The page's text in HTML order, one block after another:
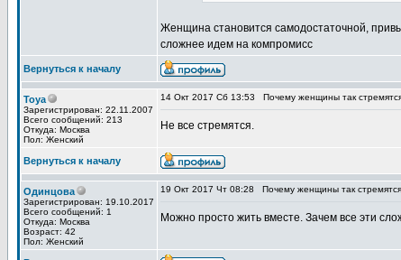
Женщина становится самодостаточной,
сложнее идем на компромисс
Вернуться к началу
Toya
Зарегистрирован: 22.11.2007
Всего сообщений: 213
Откуда: Москва
Пол: Женский
14 Окт 2017 Сб 13:53 Почему женщины так
Не все стремятся.
Вернуться к началу
Одинцова
Зарегистрирован: 19.10.2017
Всего сообщений: 1
Откуда: Москва
Возраст: 42
Пол: Женский
19 Окт 2017 Чт 08:28 Почему женщины так
Можно просто жить вместе. Зачем все эти